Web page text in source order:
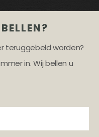
teruggebeld worden?
in. Wij bellen u